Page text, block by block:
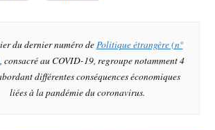
du dernier numéro dePolitique étrangère(n°
, consacré au COVID-19, regroupe notamment 4
différentes conséquences économiques
liées à la pandémie du coronavirus.